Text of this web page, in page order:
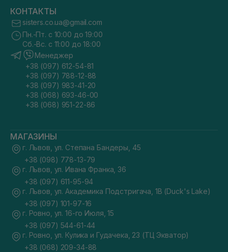
КОНТАКТЫ
sisters.co.ua@gmail.com
Пн.-Пт. с 10:00 до 19:00
Сб.-Вс. с 11:00 до 18:00
Менеджер
+38 (097) 612-54-81
+38 (097) 788-12-88
+38 (097) 983-41-20
+38 (068) 693-46-00
+38 (068) 951-22-86
МАГАЗИНЫ
г. Львов, ул. Степана Бандеры, 45
+38 (098) 778-13-79
г. Львов, ул. Ивана Франка, 36
+38 (097) 611-95-94
г. Львов, ул. Академика Подстригача, 1В (Duck's Lake)
+38 (097) 101-97-16
г. Ровно, ул. 16-го Июля, 15
+38 (097) 544-61-44
г. Ровно, ул. Кулика и Гудачека, 23 (ТЦ Экватор)
+38 (068) 209-34-88